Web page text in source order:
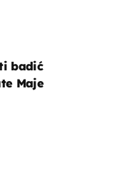
badić
Maje